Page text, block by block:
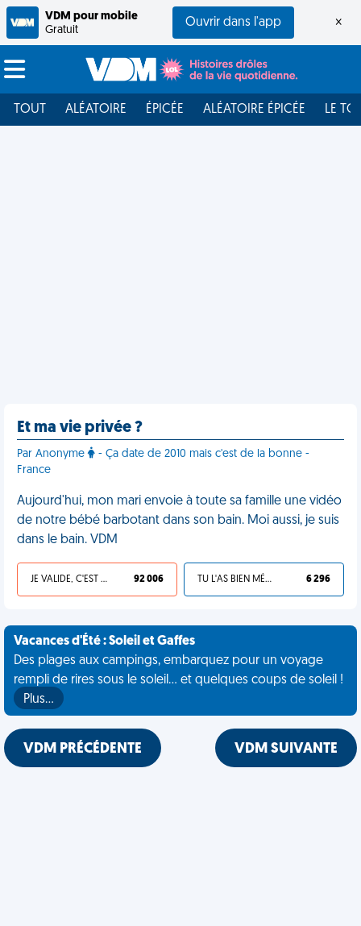
VDM pour mobile
Gratuit
Ouvrir dans l'app ×
TOUT ALÉATOIRE ÉPICÉE ALÉATOIRE ÉPICÉE LE
Et ma vie privée ?
Par Anonyme
- Ça date de 2010 mais c'est de la bonne -
France
Aujourd'hui, mon mari envoie à toute sa famille une vidéo
de notre bébé barbotant dans son bain. Moi aussi, je suis
dans le bain. VDM
JE VALIDE, C'EST UNE VDM 92 006 TU L'AS BIEN MÉRITÉ 6 296
Vacances d'Été : Soleil et Gaffes
Des plages aux campings, embarquez pour un voyage
rempli de rires sous le soleil... et quelques coups de soleil !
Plus…
VDM PRÉCÉDENTE VDM SUIVANTE